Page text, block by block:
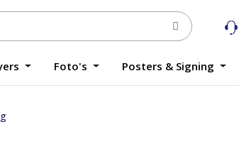
Foto's Posters & Signing